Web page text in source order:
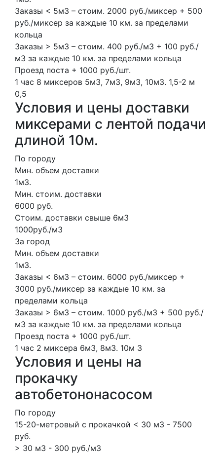
Заказы < 5м3 – стоим. 2000 руб./миксер + 500
руб./миксер за каждые 10 км. за пределами
кольца
Заказы > 5м3 – стоим. 400 руб./м3 + 100 руб./
м3 за каждые 10 км. за пределами кольца
Проезд поста + 1000 руб./шт.
1 час 8 миксеров 5м3, 7м3, 9м3, 10м3. 1,5-2 м
0,5
Условия и цены доставки
миксерами с лентой подачи
длиной 10м.
По городу
Мин. объем доставки
1м3.
Мин. стоим. доставки
6000 руб.
Стоим. доставки свыше 6м3
1000руб./м3
За город
Мин. объем доставки
1м3.
Заказы < 6м3 – стоим. 6000 руб./миксер +
3000 руб./миксер за каждые 10 км. за
пределами кольца
Заказы > 6м3 – стоим. 1000 руб./м3 + 500 руб./
м3 за каждые 10 км. за пределами кольца
Проезд поста + 1000 руб./шт.
1 час 2 миксера 6м3, 8м3. 10м 3
Условия и цены на
прокачку
автобетононасосом
По городу
15-20-метровый с прокачкой < 30 м3 - 7500
руб.
> 30 м3 - 300 руб./м3